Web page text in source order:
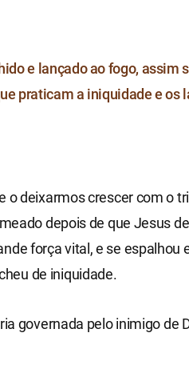
e lançado ao fogo, assim
praticam a iniquidade e os
o deixarmos crescer com o
depois de que Jesus
força vital, e se espalhou
de iniquidade.
governada pelo inimigo de